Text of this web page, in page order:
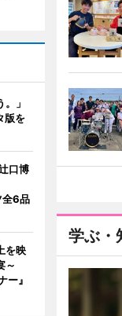
学ぶ・
」
版を
口博
全6品
を映
～
ー』